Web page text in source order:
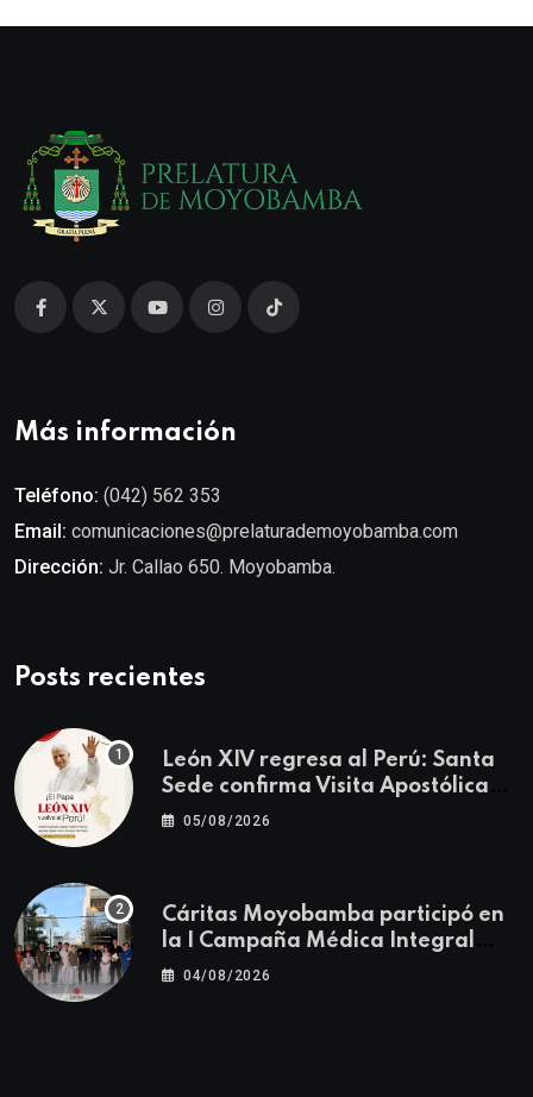
Más información
Teléfono: (042) 562 353
Email: comunicaciones@prelaturademoyobamba.com
Dirección: Jr. Callao 650. Moyobamba.
Posts recientes
León XIV regresa al Perú: Santa
Sede confirma Visita Apostólica
del 11 al 17 de noviembre
05/08/2026
Cáritas Moyobamba participó en
la I Campaña Médica Integral
Gratuita llevando salud y
04/08/2026